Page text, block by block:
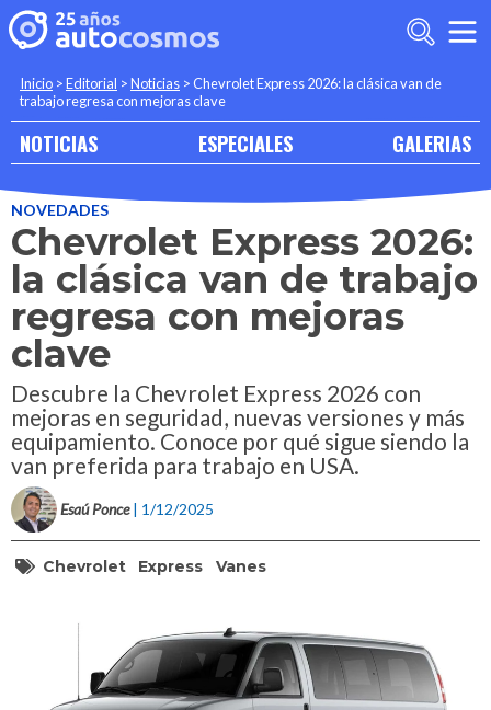
Inicio >Editorial >Noticias >Chevrolet Express 2026: la clásica van de
trabajo regresa con mejoras clave
NOTICIAS ESPECIALES GALERIAS
NOVEDADES
Chevrolet Express 2026:
la clásica van de trabajo
regresa con mejoras
clave
Descubre la Chevrolet Express 2026 con
mejoras en seguridad, nuevas versiones y más
equipamiento. Conoce por qué sigue siendo la
van preferida para trabajo en USA.
Esaú Ponce | 1/12/2025
Chevrolet Express Vanes